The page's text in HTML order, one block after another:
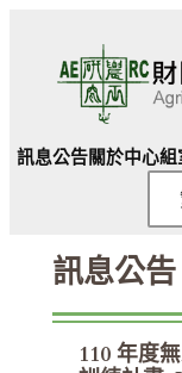
內
訊息公告關於中心組
訊息公告
110 年度